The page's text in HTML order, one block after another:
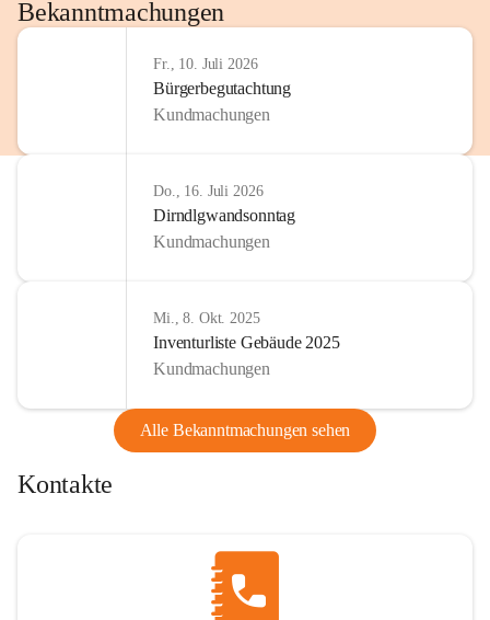
http://www.omv.com
Bekanntmachungen
Fr., 10. Juli 2026
Bürgerbegutachtung
Kundmachungen
Do., 16. Juli 2026
Dirndlgwandsonntag
Kundmachungen
Mi., 8. Okt. 2025
Inventurliste Gebäude 2025
Kundmachungen
Alle Bekanntmachungen sehen
Kontakte